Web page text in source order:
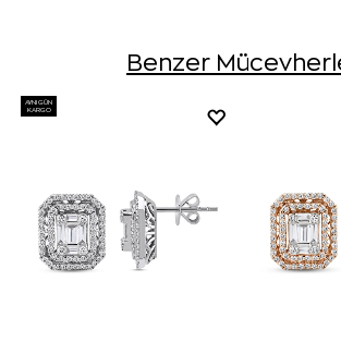
Benzer
AYNI GÜN
KARGO